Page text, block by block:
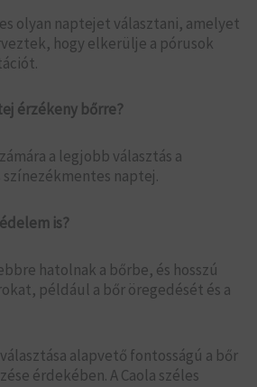
olyan naptejet választani, amelyet
hogy elkerülje a pórusok
érzékeny bőrre?
a legjobb választás a
naptej.
is?
hatolnak a bőrbe, és hosszú
például a bőr öregedését és a
alapvető fontosságú a bőr
érdekében. A Caola széles